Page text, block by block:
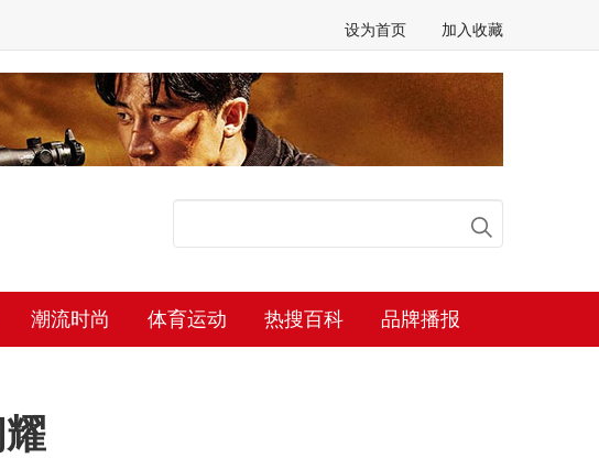
设为首页 加入收藏
潮流时尚 体育运动 热搜百科 品牌播报